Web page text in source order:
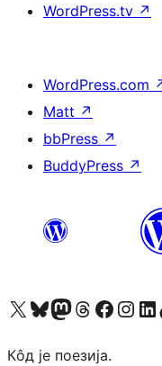
WordPress.tv ↗
WordPress.com
Matt ↗
bbPress ↗
BuddyPress ↗
Visit our X (formerly Twitter) account
Посетите наш Bluesky налог
Visit our Mastodon account
Посетите наш налог на Threads-у Visit our Facebook page
Посетите нашVisit
Кôд је поезија.